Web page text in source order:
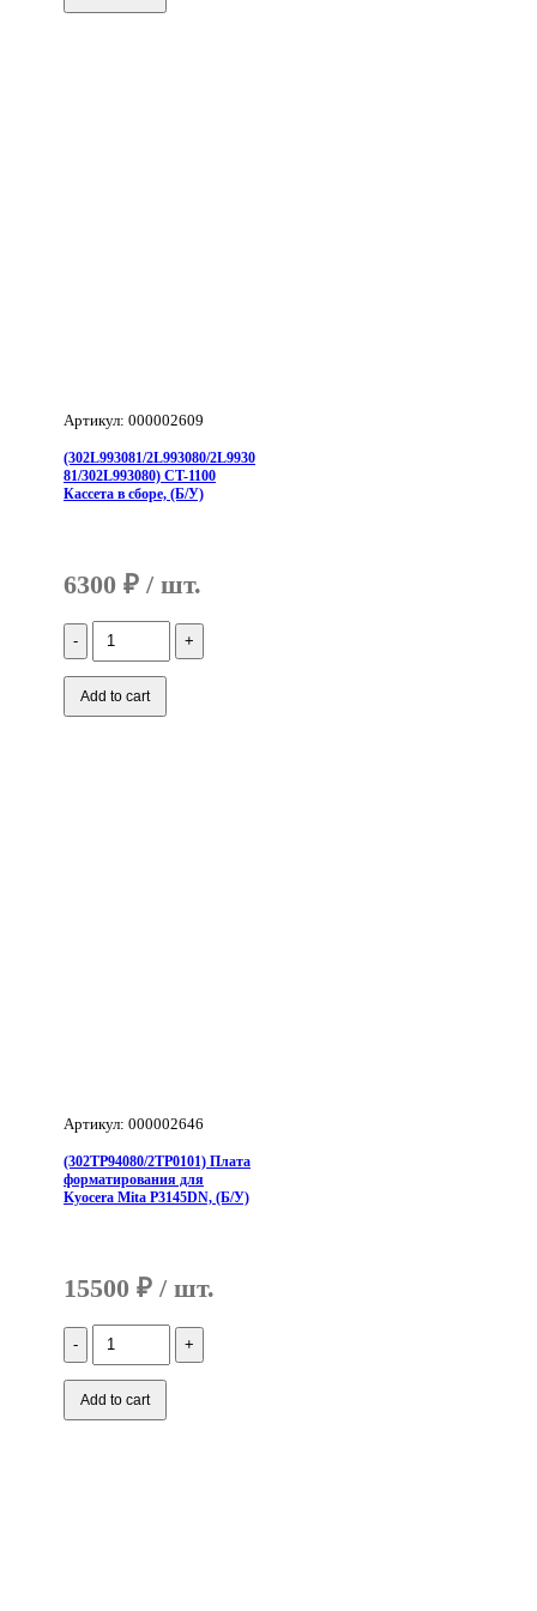
Кассета
Артикул: 000002609
(302L993081/2L993080/2L9930
81/302L993080) CT-1100
Кассета в сборе, (Б/У)
6300 ₽
Количество
(302L993081/2L993080/2L993081/302L993080)
CT-
1100
Кассета
Add to cart
Артикул: 000002646
(302TP94080/2TP0101) Плата
форматирования для
Kyocera Mita P3145DN, (Б/У)
15500 ₽
Количество
(302TP94080/2TP0101)
Плата
форматирования
для
Add to cart